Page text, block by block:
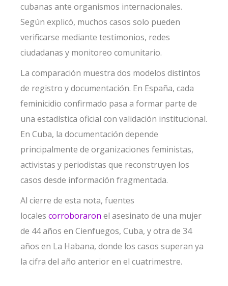
cubanas ante organismos internacionales.
Según explicó, muchos casos solo pueden
verificarse mediante testimonios, redes
ciudadanas y monitoreo comunitario.
La comparación muestra dos modelos distintos
de registro y documentación. En España, cada
feminicidio confirmado pasa a formar parte de
una estadística oficial con validación institucional.
En Cuba, la documentación depende
principalmente de organizaciones feministas,
activistas y periodistas que reconstruyen los
casos desde información fragmentada.
Al cierre de esta nota, fuentes
localescorroboraron el asesinato de una mujer
de 44 años en Cienfuegos, Cuba, y otra de 34
años en La Habana, donde los casos superan ya
la cifra del año anterior en el cuatrimestre.